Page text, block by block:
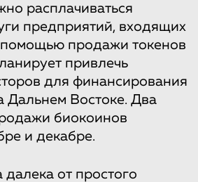
расплачиваться
предприятий, входящих
помощью продажи токенов
привлечь
для финансирования
Дальнем Востоке. Два
биокоинов
и декабре.
далека от простого